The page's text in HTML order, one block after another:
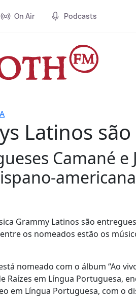
On Air Podcasts
Latinos
Camané
Grammy Latinos são
os nomeados estão os
nomeado com o álbum “Ao
Raízes em Língua Portuguesa,
em Língua Portuguesa, com o